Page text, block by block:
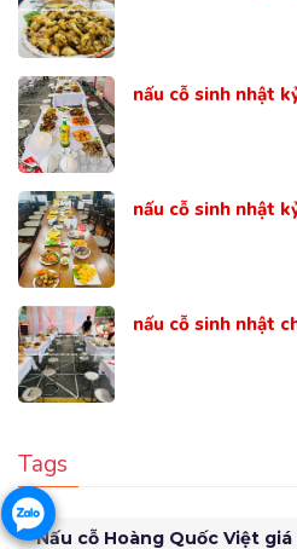
nấu cỗ sinh nhật
nấu cỗ sinh nhật
nấu cỗ sinh nhật
Tags
Nấu cỗ Hoàng Quốc Việt giá